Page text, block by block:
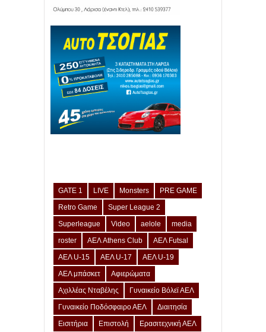
GATE 1 LIVE Monsters
PRE GAME
Retro Game
Super League 2
Superleague
Video aelole
media
roster
ΑΕΛ Athens Club
ΑΕΛ Futsal
ΑΕΛ U-15
ΑΕΛ U-17
ΑΕΛ U-19
ΑΕΛ μπάσκετ
Αφιερώματα
Αχιλλέας Νταβέλης
Γυναικείο Βόλεϊ ΑΕΛ
Γυναικείο Ποδόσφαιρο ΑΕΛ
Διαιτησία
Εισιτήρια
Επιστολή Ερασιτεχνική ΑΕΛ